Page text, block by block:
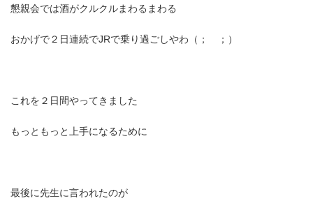
懇親会では酒がクルクルまわるまわる
おかげで２日連続でJRで乗り過ごしやわ（； ；）
これを２日間やってきました
もっともっと上手になるために
最後に先生に言われたのが